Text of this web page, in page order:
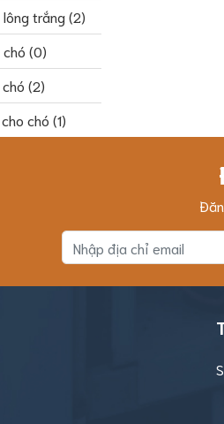
lông trắng(2)
(0)
(2)
chó (1)